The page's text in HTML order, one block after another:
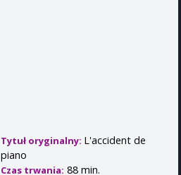
Tytuł oryginalny: L'accident de
piano
Czas trwania: 88 min.